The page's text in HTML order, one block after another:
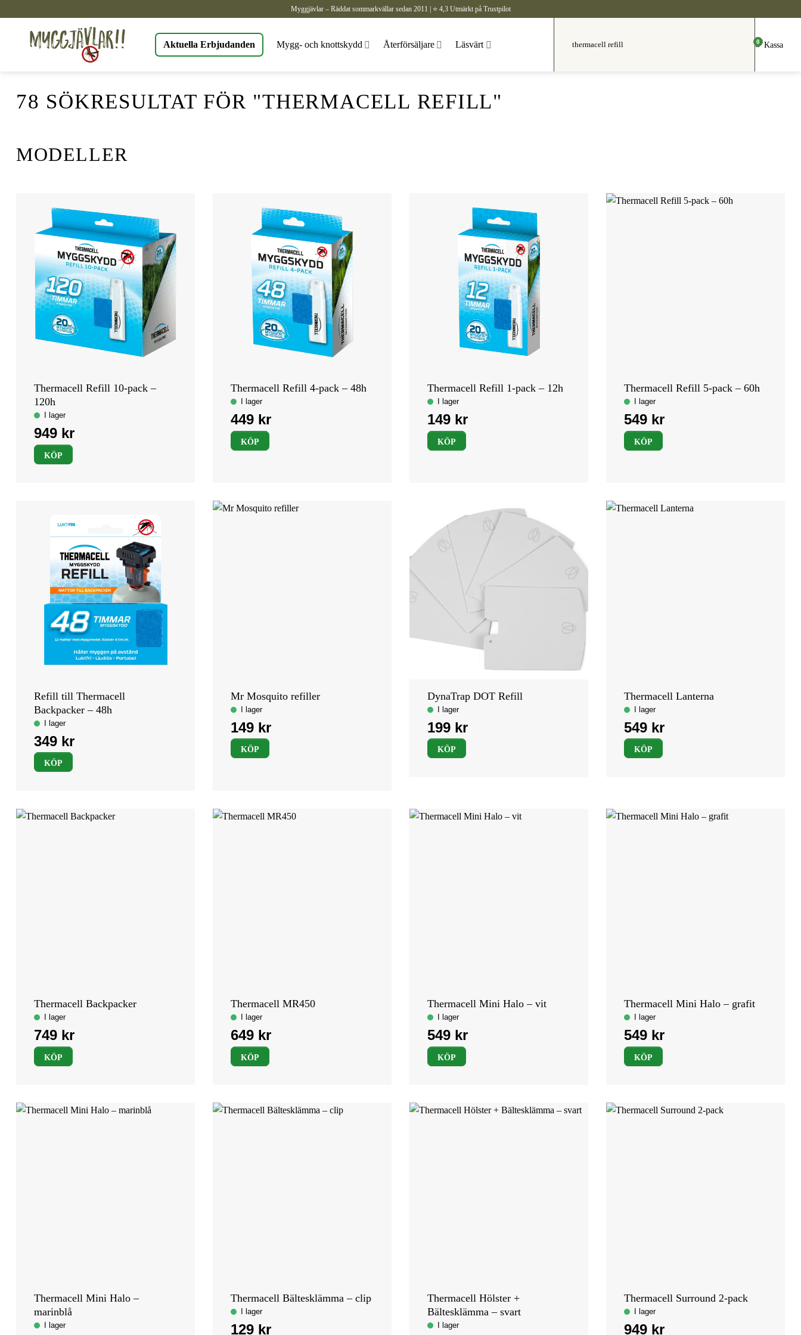
Myggjävlar – Räddat sommarkvällar sedan 2011 | ⭐ 4,3 Utmärkt på Trustpilot
Aktuella Erbjudanden Mygg- och knottskydd Återförsäljare Läsvärt Kassa
0
78 SÖKRESULTAT FÖR "THERMACELL REFILL"
MODELLER
Thermacell Refill 10-pack –
120h
KÖP
Thermacell Refill 4-pack – 48h
KÖP
Thermacell Refill 1-pack – 12h
KÖP
Thermacell Refill 5-pack – 60h
KÖP
Refill till Thermacell
Backpacker – 48h
KÖP
Mr Mosquito refiller
KÖP
DynaTrap DOT Refill
KÖP
Thermacell Lanterna
KÖP
Thermacell Backpacker
KÖP
Thermacell MR450
KÖP
Thermacell Mini Halo – vit
KÖP
Thermacell Mini Halo – grafit
KÖP
Thermacell Mini Halo –
marinblå
Thermacell Bältesklämma – clip
Thermacell Hölster +
Bältesklämma – svart
Thermacell Surround 2-pack